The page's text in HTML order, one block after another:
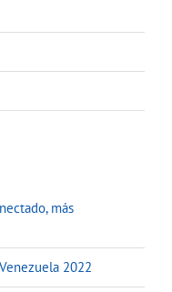
más
2022